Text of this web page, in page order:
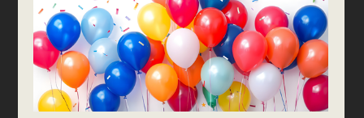
בלוני תלת מימד
בלון מיילר כוכב קוצים לבן
25 אינץ'
בלוני תלת מימד
בלון מיילר כוכב קוצים רוז
גולד 25 אינץ'